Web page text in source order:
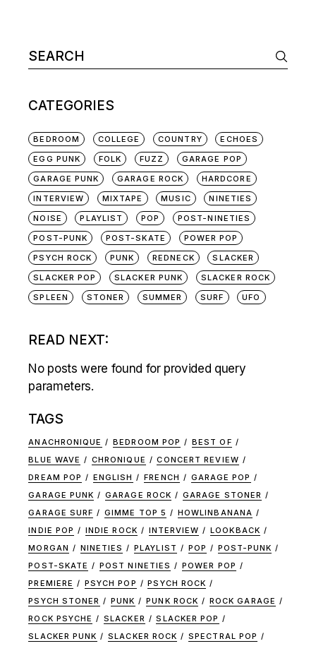
Search
for:
CATEGORIES
BEDROOM COLLEGE COUNTRY
ECHOES
EGG PUNK
FOLK FUZZ
GARAGE POP
GARAGE PUNK
GARAGE ROCK
HARDCORE
INTERVIEW
MIXTAPE MUSIC
NINETIES
NOISE
PLAYLIST POP
POST-NINETIES
POST-PUNK
POST-SKATE
POWER POP
PSYCH ROCK
PUNK REDNECK
SLACKER
SLACKER POP
SLACKER PUNK
SLACKER ROCK
SPLEEN
STONER SUMMER SURF UFO
READ NEXT:
No posts were found for provided query
parameters.
TAGS
ANACHRONIQUE BEDROOM POP
BEST OF
BLUE WAVE
CHRONIQUE
CONCERT REVIEW
DREAM POP
ENGLISH FRENCH
GARAGE POP
GARAGE PUNK
GARAGE ROCK
GARAGE STONER
GARAGE SURF
GIMME TOP 5
HOWLINBANANA
INDIE POP
INDIE ROCK INTERVIEW
LOOKBACK
MORGAN
NINETIES PLAYLIST POP
POST-PUNK
POST-SKATE
POST NINETIES
POWER POP
PREMIERE
PSYCH POP
PSYCH ROCK
PSYCH STONER
PUNK PUNK ROCK
ROCK GARAGE
ROCK PSYCHE
SLACKER
SLACKER POP
SLACKER PUNK
SLACKER ROCK
SPECTRAL POP